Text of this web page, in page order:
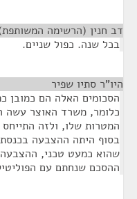
דב חנין (הרשימה
בכל שנה. כפול שניים.
היו"ר סתיו שפיר
כלומר, משרד האוצר עשה
המטרות שלו, ולזה
בסוף היתה ההצבעה
שהוא כמעט טכני,
ההסכם שנחתם עם